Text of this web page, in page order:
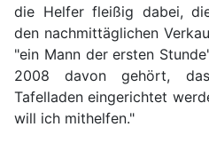
die Helfer fleißig dabei,
den nachmittäglichen
"ein Mann der ersten
2008 davon gehört,
Tafelladen eingerichtet
will ich mithelfen."